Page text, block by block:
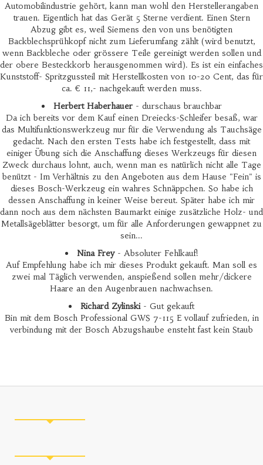
Automobilindustrie gehört, kann man wohl den Herstellerangaben
trauen. Eigentlich hat das Gerät 5 Sterne verdient. Einen Stern
Abzug gibt es, weil Siemens den von uns benötigten
Backblechsprühkopf nicht zum Lieferumfang zählt (wird benutzt,
wenn Backbleche oder grössere Teile gereinigt werden sollen und
der obere Besteckkorb herausgenommen wird). Es ist ein einfaches
Kunststoff- Spritzgussteil mit Herstellkosten von 10-20 Cent, das für
ca. € 11,- nachgekauft werden muss.
Herbert Haberhauer- durschaus brauchbar
Da ich bereits vor dem Kauf einen Dreiecks-Schleifer besaß, war
das Multifunktionswerkzeug nur für die Verwendung als Tauchsäge
gedacht. Nach den ersten Tests habe ich festgestellt, dass mit
einiger Übung sich die Anschaffung dieses Werkzeugs für diesen
Zweck durchaus lohnt, auch, wenn man es natürlich nicht alle Tage
benützt - Im Verhältnis zu den Angeboten aus dem Hause "Fein" is
dieses Bosch-Werkzeug ein wahres Schnäppchen. So habe ich
dessen Anschaffung in keiner Weise bereut. Später habe ich mir
dann noch aus dem nächsten Baumarkt einige zusätzliche Holz- und
Metallsägeblätter besorgt, um für alle Anforderungen gewappnet zu
sein...
Nina Frey- Absoluter Fehlkauf!
Auf Empfehlung habe ich mir dieses Produkt gekauft. Man soll es
zwei mal Täglich verwenden, anspießend sollen mehr/dickere
Haare an den Augenbrauen nachwachsen.
Richard Zylinski- Gut gekauft
Bin mit dem Bosch Professional GWS 7-115 E vollauf zufrieden, in
verbindung mit der Bosch Abzugshaube ensteht fast kein Staub